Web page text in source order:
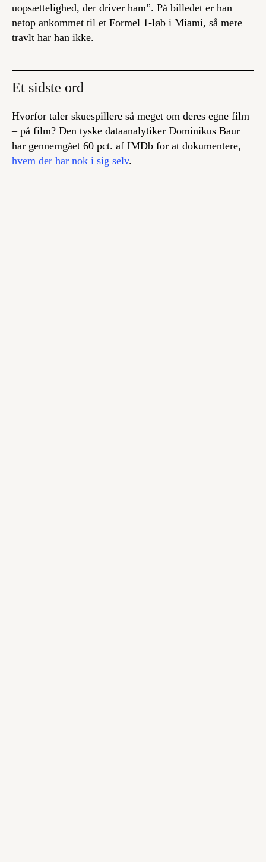
uopsættelighed, der driver ham”. På billedet er han
netop ankommet til et Formel 1-løb i Miami, så mere
travlt har han ikke.
Et sidste ord
Hvorfor taler skuespillere så meget om deres egne film
– på film? Den tyske dataanalytiker Dominikus Baur
har gennemgået 60 pct. af IMDb for at dokumentere,
hvem der har nok i sig selv.